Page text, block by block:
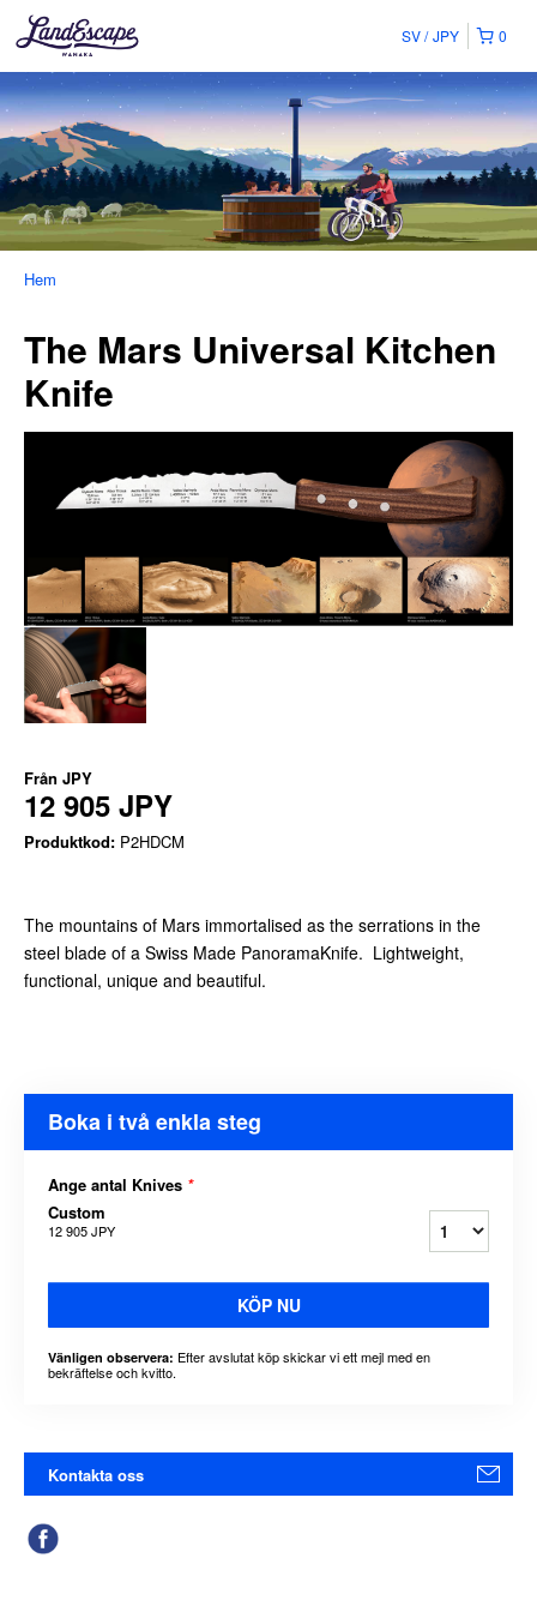
0
SV JPY
Hem
The Mars Universal Kitchen
Knife
Från JPY
12 905 JPY
Produktkod: P2HDCM
The mountains of Mars immortalised as the serrations in the
steel blade of a Swiss Made PanoramaKnife. Lightweight,
functional, unique and beautiful.
Boka i två enkla steg
Ange antal Knives *
Custom
12 905 JPY
KÖP NU
Vänligen observera: Efter avslutat köp skickar vi ett mejl med en
bekräftelse och kvitto.
Kontakta oss